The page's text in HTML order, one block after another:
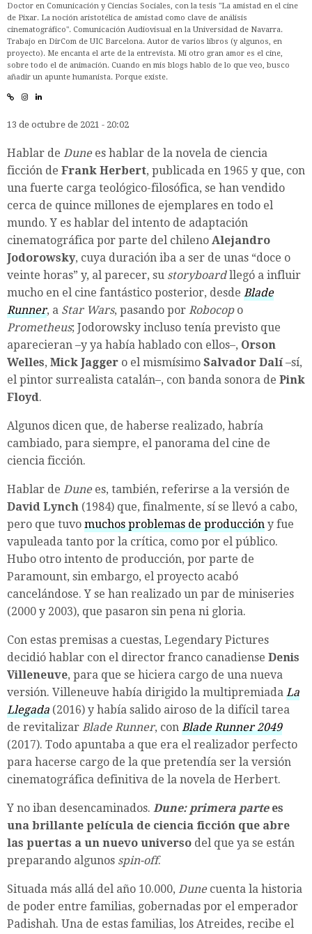
Doctor en Comunicación y Ciencias Sociales, con la tesis "La amistad en el cine
de Pixar. La noción aristotélica de amistad como clave de análisis
cinematográfico". Comunicación Audiovisual en la Universidad de Navarra.
Trabajo en DirCom de UIC Barcelona. Autor de varios libros (y algunos, en
proyecto). Me encanta el arte de la entrevista. Mi otro gran amor es el cine,
sobre todo el de animación. Cuando en mis blogs hablo de lo que veo, busco
añadir un apunte humanista. Porque existe.
13 de octubre de 2021 - 20:02
Hablar de Dunees hablar de la novela de ciencia
ficción de Frank Herbert, publicada en 1965 y que, con
una fuerte carga teológico-filosófica, se han vendido
cerca de quince millones de ejemplares en todo el
mundo. Y es hablar del intento de adaptación
cinematográfica por parte del chileno Alejandro
Jodorowsky, cuya duración iba a ser de unas “doce o
veinte horas” y, al parecer, su storyboardllegó a influir
mucho en el cine fantástico posterior, desde Blade
Runner, a Star Wars, pasando por Robocop o
Prometheus; Jodorowsky incluso tenía previsto que
aparecieran –y ya había hablado con ellos–, Orson
Welles, Mick Jagger o el mismísimo Salvador Dalí–sí,
el pintor surrealista catalán–, con banda sonora de Pink
Floyd.
Algunos dicen que, de haberse realizado, habría
cambiado, para siempre, el panorama del cine de
ciencia ficción.
Hablar de Dunees, también, referirse a la versión de
David Lynch (1984) que, finalmente, sí se llevó a cabo,
pero que tuvo muchos problemas de producción y fue
vapuleada tanto por la crítica, como por el público.
Hubo otro intento de producción, por parte de
Paramount, sin embargo, el proyecto acabó
cancelándose. Y se han realizado un par de miniseries
(2000 y 2003), que pasaron sin pena ni gloria.
Con estas premisas a cuestas, Legendary Pictures
decidió hablar con el director franco canadiense Denis
Villeneuve, para que se hiciera cargo de una nueva
versión. Villeneuve había dirigido la multipremiada La
Llegada (2016) y había salido airoso de la difícil tarea
de revitalizar Blade Runner, con Blade Runner 2049
(2017). Todo apuntaba a que era el realizador perfecto
para hacerse cargo de la que pretendía ser la versión
cinematográfica definitiva de la novela de Herbert.
Y no iban desencaminados. Dune: primera partees
una brillante película de ciencia ficción que abre
las puertas a un nuevo universo del que ya se están
preparando algunos spin-off.
Situada más allá del año 10.000, Dune cuenta la historia
de poder entre familias, gobernadas por el emperador
Padishah. Una de estas familias, los Atreides, recibe el